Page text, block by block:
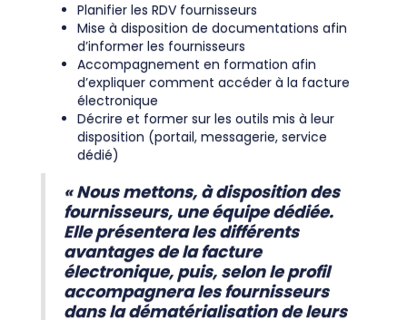
Planifier les RDV fournisseurs
Mise à disposition de documentations afin
d’informer les fournisseurs
Accompagnement en formation afin
d’expliquer comment accéder à la facture
électronique
Décrire et former sur les outils mis à leur
disposition (portail, messagerie, service
dédié)
« Nous mettons, à disposition des
fournisseurs, une équipe dédiée.
Elle présentera les différents
avantages de la facture
électronique, puis, selon le profil
accompagnera les fournisseurs
dans la dématérialisation de leurs